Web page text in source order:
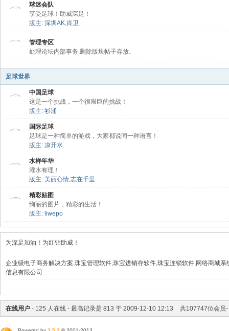
球迷会队
享受足球！助威深足！
版主: 深圳AK,肖卫
管理专区
处理论坛内部事务,删除版块帖子存放.
足球世界
中国足球
这是一个挑战，一个很艰巨的挑战！
版主: 衫浦
国际足球
足球是一种简单的游戏，大家都说同一种语言！
版主: 凉开水
水样年华
灌水有理！
版主: 美丽心情,志在千里
精彩贴图
绚丽的图片，精彩的生活！
版主: liwepo
为深足加油！为红钻助威！
企业级电子商务解决方案,珠宝管理软件,珠宝进销存软件,珠宝连锁软件,网络商城系
信息有限公司
在线用户 - 125 人在线 - 最高记录是 813 于 2009-12-10 12:13 共107747位会员